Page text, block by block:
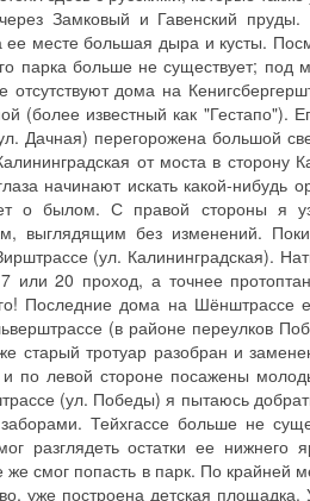
Замковый и Гавенский
месте большая дыра и кусты.
парка больше не существует; под
дома на
известный как "Гестапо").
Дачная) перегорожена большой
от моста в сторону
начинают искать какой-нибудь
о былом. С правой стороны я
выглядящим без изменений.
(ул. Калининградская).
20 проход, а точнее
Последние дома на Шёнштрассе
(в районе переулков
старый тротуар разобран и
по левой стороне посажены
(ул. Победы) я пытаюсь
Тейхгассе больше не
разглядеть остатки ее нижнего
же смог попасть в парк. По крайней
уже построена детская площадка.